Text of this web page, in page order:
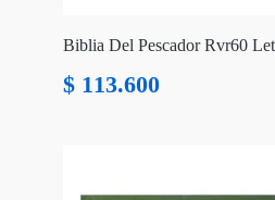
Biblia Del Pescador Rvr60
$ 113.600